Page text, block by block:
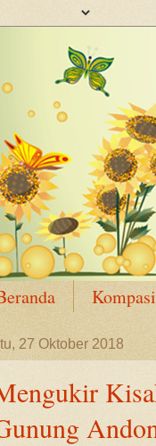
27 Oktober 2018